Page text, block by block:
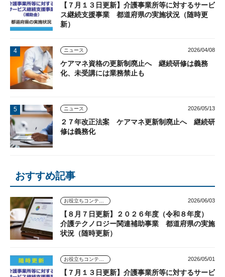
【７月１３日更新】介護事業所等に対するサービ
ス継続支援事業 都道府県の実施状況（随時更
新）
ニュース 2026/04/08
ケアマネ資格の更新制廃止へ 継続研修は義務
化、未受講には業務禁止も
ニュース 2026/05/13
２７年改正法案 ケアマネ更新制廃止へ 継続研
修は義務化
おすすめ記事
2026/06/03
【８月７日更新】２０２６年度（令和８年度）
介護テクノロジー関連補助事業 都道府県の実施
状況（随時更新）
2026/05/01
【７月１３日更新】介護事業所等に対するサービ